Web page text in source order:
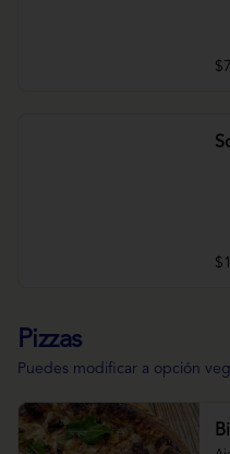
Pizzas
Puedes modificar a opción